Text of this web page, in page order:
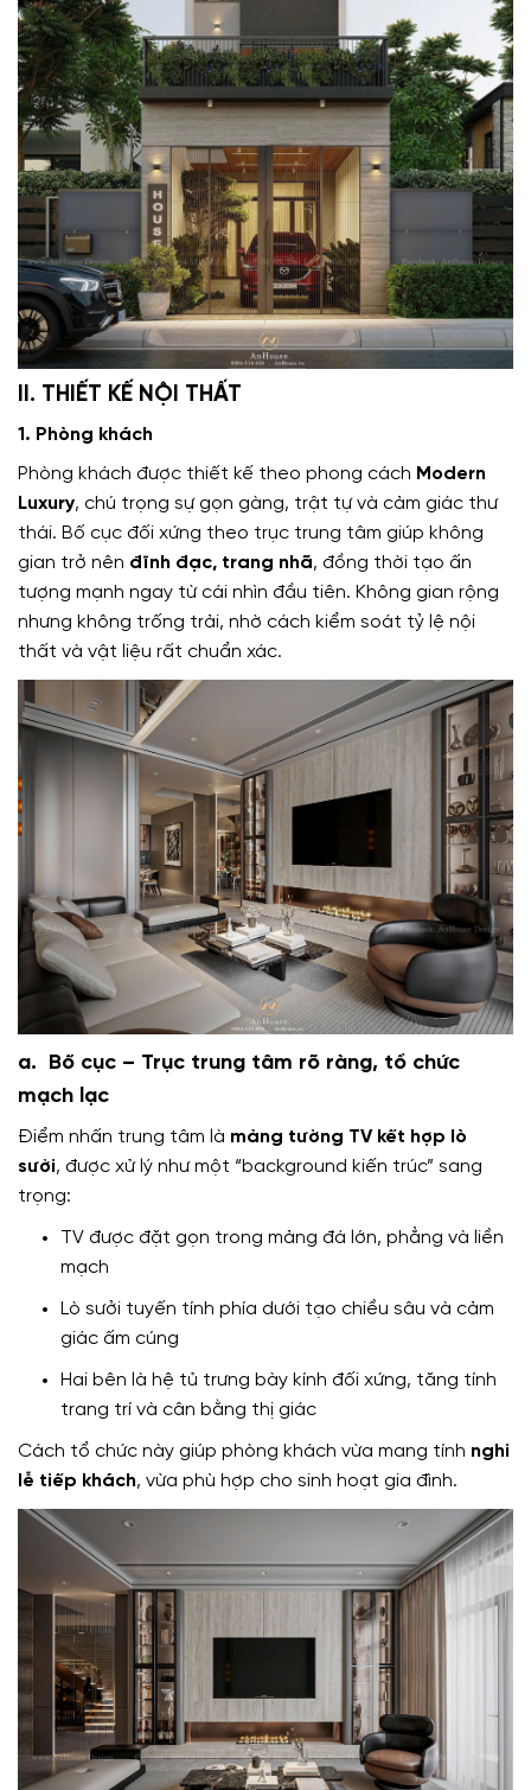
II. THIẾT KẾ NỘI THẤT
1. Phòng khách
Phòng khách được thiết kế theo phong cách Modern
Luxury, chú trọng sự gọn gàng, trật tự và cảm giác thư
thái. Bố cục đối xứng theo trục trung tâm giúp không
gian trở nên đĩnh đạc, trang nhã, đồng thời tạo ấn
tượng mạnh ngay từ cái nhìn đầu tiên. Không gian rộng
nhưng không trống trải, nhờ cách kiểm soát tỷ lệ nội
thất và vật liệu rất chuẩn xác.
a. Bố cục – Trục trung tâm rõ ràng, tổ chức
mạch lạc
Điểm nhấn trung tâm là mảng tường TV kết hợp lò
sưởi, được xử lý như một “background kiến trúc” sang
trọng:
TV được đặt gọn trong mảng đá lớn, phẳng và liền
mạch
Lò sưởi tuyến tính phía dưới tạo chiều sâu và cảm
giác ấm cúng
Hai bên là hệ tủ trưng bày kính đối xứng, tăng tính
trang trí và cân bằng thị giác
Cách tổ chức này giúp phòng khách vừa mang tính nghi
lễ tiếp khách, vừa phù hợp cho sinh hoạt gia đình.